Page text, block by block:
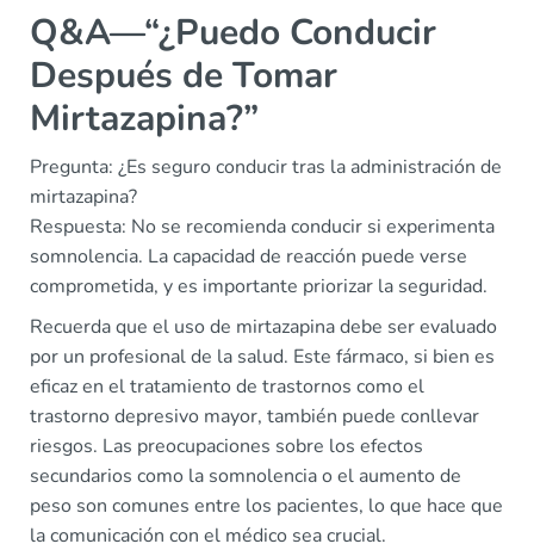
Q&A—“¿Puedo Conducir
Después de Tomar
Mirtazapina?”
Pregunta: ¿Es seguro conducir tras la administración de
mirtazapina?
Respuesta: No se recomienda conducir si experimenta
somnolencia. La capacidad de reacción puede verse
comprometida, y es importante priorizar la seguridad.
Recuerda que el uso de mirtazapina debe ser evaluado
por un profesional de la salud. Este fármaco, si bien es
eficaz en el tratamiento de trastornos como el
trastorno depresivo mayor, también puede conllevar
riesgos. Las preocupaciones sobre los efectos
secundarios como la somnolencia o el aumento de
peso son comunes entre los pacientes, lo que hace que
la comunicación con el médico sea crucial.